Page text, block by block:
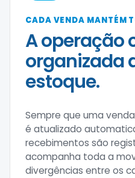
CADA VENDA MANTÉM
A operação
organizada
estoque.
Sempre que uma
é atualizado
recebimentos são
acompanha toda a
divergências entre os